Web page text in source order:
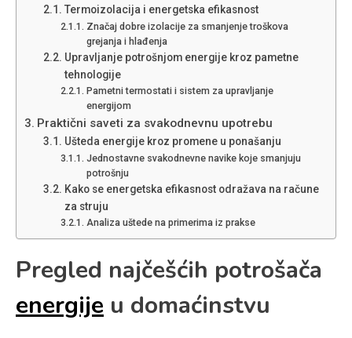
Termoizolacija i energetska efikasnost
Značaj dobre izolacije za smanjenje troškova
grejanja i hlađenja
Upravljanje potrošnjom energije kroz pametne
tehnologije
Pametni termostati i sistem za upravljanje
energijom
Praktični saveti za svakodnevnu upotrebu
Ušteda energije kroz promene u ponašanju
Jednostavne svakodnevne navike koje smanjuju
potrošnju
Kako se energetska efikasnost odražava na račune
za struju
Analiza uštede na primerima iz prakse
Pregled najčešćih potrošača
energije u domaćinstvu